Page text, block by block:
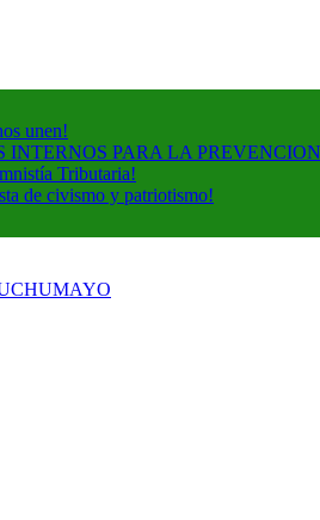
unen!
INTERNOS PARA LA
Tributaria!
de civismo y patriotismo!